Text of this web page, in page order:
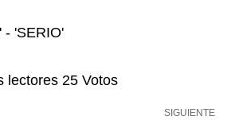
- 'SERIO'
lectores 25 Votos
SIGUIENTE